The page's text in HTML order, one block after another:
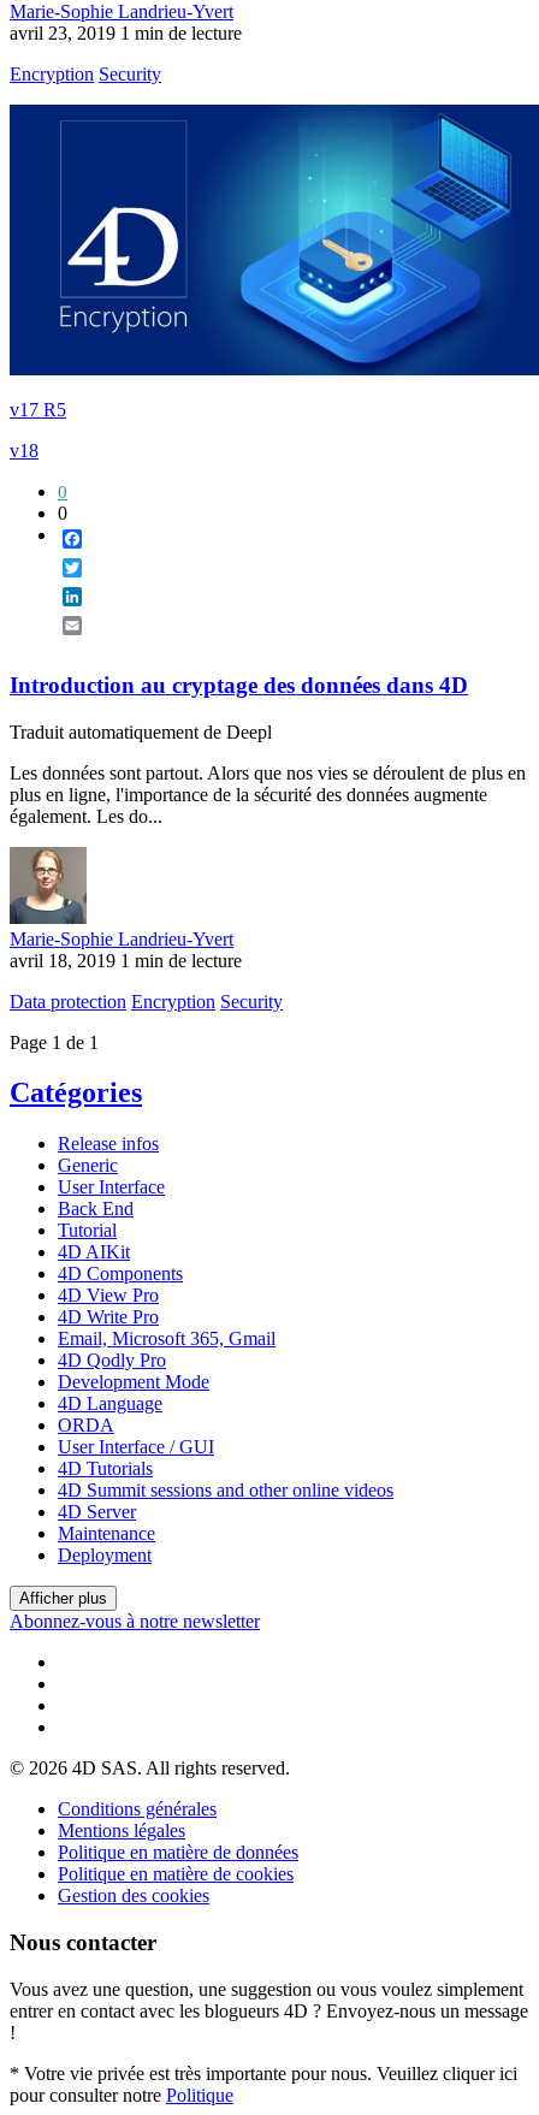
Marie-Sophie Landrieu-Yvert
avril 23, 2019 1 min de lecture
Encryption Security
v17 R5
v18
0
0
Introduction au cryptage des données dans 4D
Traduit automatiquement de Deepl
Les données sont partout. Alors que nos vies se déroulent de plus en
plus en ligne, l'importance de la sécurité des données augmente
également. Les do...
Marie-Sophie Landrieu-Yvert
avril 18, 2019 1 min de lecture
Data protection Encryption Security
Page 1 de 1
Catégories
Release infos
Generic
User Interface
Back End
Tutorial
4D AIKit
4D Components
4D View Pro
4D Write Pro
Email, Microsoft 365, Gmail
4D Qodly Pro
Development Mode
4D Language
ORDA
User Interface / GUI
4D Tutorials
4D Summit sessions and other online videos
4D Server
Maintenance
Deployment
Afficher plus
Abonnez-vous à notre newsletter
© 2026 4D SAS. All rights reserved.
Conditions générales
Mentions légales
Politique en matière de données
Politique en matière de cookies
Gestion des cookies
Nous contacter
Vous avez une question, une suggestion ou vous voulez simplement
entrer en contact avec les blogueurs 4D ? Envoyez-nous un message
!
* Votre vie privée est très importante pour nous. Veuillez cliquer ici
pour consulter notre Politique